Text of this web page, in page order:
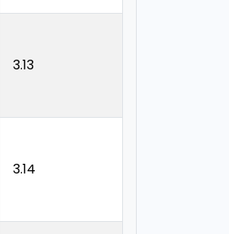
3.13
3.14